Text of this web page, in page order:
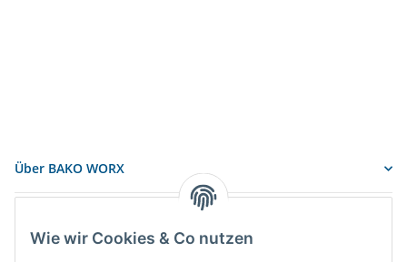
Über BAKO WORX
Wie wir Cookies & Co nutzen